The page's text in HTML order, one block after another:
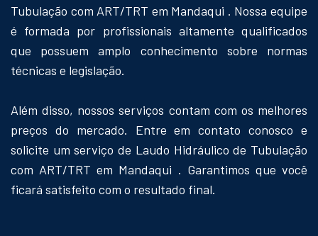
Tubulação com ART/TRT em Mandaqui . Nossa equipe
é formada por profissionais altamente qualificados
que possuem amplo conhecimento sobre normas
técnicas e legislação.
Além disso, nossos serviços contam com os melhores
preços do mercado. Entre em contato conosco e
solicite um serviço de Laudo Hidráulico de Tubulação
com ART/TRT em Mandaqui . Garantimos que você
ficará satisfeito com o resultado final.